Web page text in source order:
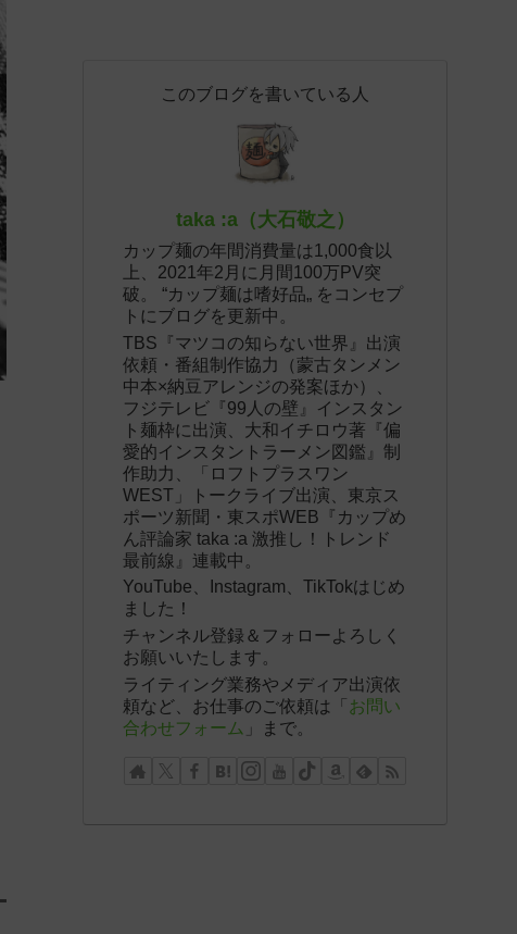
このブログを書いている人
taka :a（大石敬之）
カップ麺の年間消費量は1,000食以
上、2021年2月に月間100万PV突
破。 “カップ麺は嗜好品„ をコンセプ
トにブログを更新中。
TBS『マツコの知らない世界』出演
依頼・番組制作協力（蒙古タンメン
中本×納豆アレンジの発案ほか）、
フジテレビ『99人の壁』インスタン
ト麺枠に出演、大和イチロウ著『偏
愛的インスタントラーメン図鑑』制
作助力、「ロフトプラスワン
WEST」トークライブ出演、東京ス
ポーツ新聞・東スポWEB『カップめ
ん評論家 taka :a 激推し！トレンド
最前線』連載中。
YouTube、Instagram、TikTokはじめ
ました！
チャンネル登録＆フォローよろしく
お願いいたします。
ライティング業務やメディア出演依
頼など、お仕事のご依頼は「 お問い
合わせフォーム 」まで。